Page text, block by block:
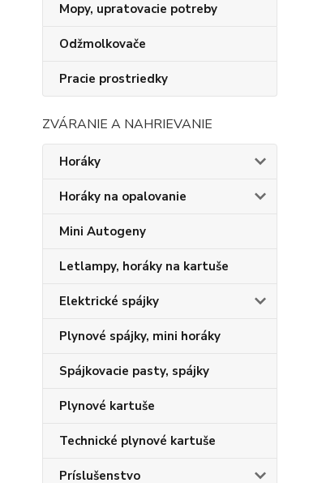
Mopy, upratovacie potreby
Odžmolkovače
Pracie prostriedky
ZVÁRANIE A NAHRIEVANIE
Horáky
Horáky na opalovanie
Mini Autogeny
Letlampy, horáky na kartuše
Elektrické spájky
Plynové spájky, mini horáky
Spájkovacie pasty, spájky
Plynové kartuše
Technické plynové kartuše
Príslušenstvo